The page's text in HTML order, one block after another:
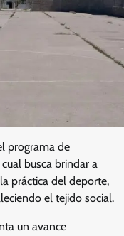
programa de
busca brindar a
práctica del deporte,
el tejido social.
un avance